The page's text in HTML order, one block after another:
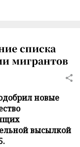
списка
мигрантов
новые
высылкой